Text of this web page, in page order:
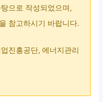
으로 작성되었으며,
참고하시기 바랍니다.
진흥공단, 에너지관리